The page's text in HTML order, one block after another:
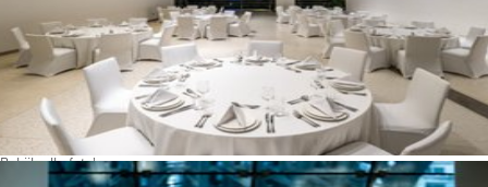
Bekijk alle foto's